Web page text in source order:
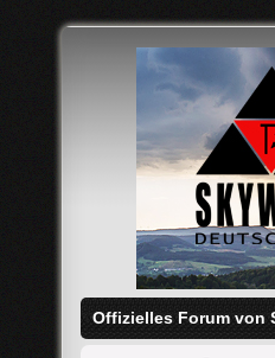
Offizielles Forum von